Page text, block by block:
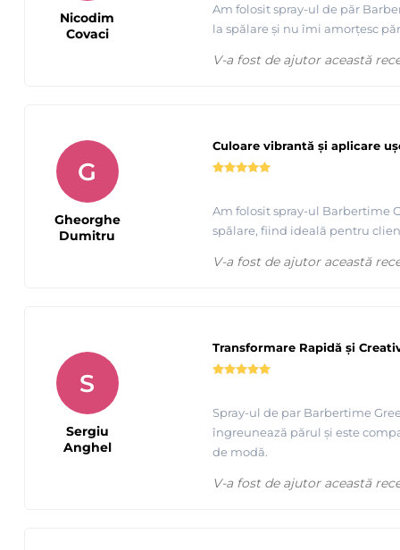
Am folosit spray-ul de păr
la spălare și nu îmi amorțesc
Nicodim
Covaci
V-a fost de ajutor această
Culoare vibrantă și aplicare
Am folosit spray-ul Barbertime
spălare, fiind ideală pentru
G
Gheorghe
Dumitru
V-a fost de ajutor această
Transformare Rapidă și
Spray-ul de par Barbertime
îngreunează părul și este
de modă.
S
Sergiu
Anghel
V-a fost de ajutor această